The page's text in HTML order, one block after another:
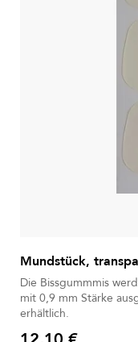
Mundstück,
Die Bissgummmis
mit 0,9 mm Stärke
erhältlich.